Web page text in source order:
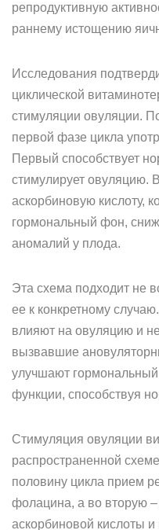
репродуктивную
раннему истощению
Исследования
циклической
стимуляции овуляции.
первой фазе цикла
Первый способствует
стимулирует овуляцию.
аскорбиновую кислоту,
гормональный фон,
аномалий у плода.
Эта схема подходит не
ее к конкретному
влияют на овуляцию и
вызвавшие
улучшают
функции, способствуя
Стимуляция овуляции
распространенной
половину цикла прием
фолацина, а во вторую
аскорбиновой кислоты